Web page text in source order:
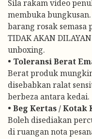
Sila rakam video
membuka
barang rosak semasa
TIDAK AKAN
unboxing.
• Toleransi Berat
Berat produk
disebabkan ralat
berbeza antara kedai.
• Beg Kertas / Kotak
Boleh disediakan
di ruangan nota